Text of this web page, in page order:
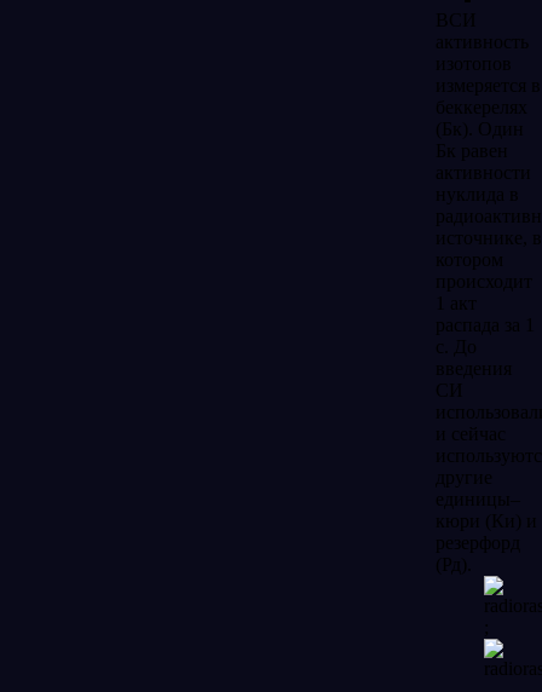
ВСИ
активность
изотопов
измеряется в
беккерелях
(Бк). Один
Бк равен
активности
нуклида в
источнике, в
котором
происходит
1 акт
распада за 1
с. До
введения
СИ
и сейчас
другие
единицы–
кюри (Ки) и
резерфорд
(Рд).
;